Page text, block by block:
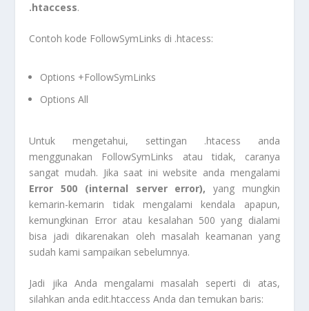
.htaccess.
Contoh kode FollowSymLinks di .htacess:
Options +FollowSymLinks
Options All
Untuk mengetahui, settingan .htacess anda
menggunakan FollowSymLinks atau tidak, caranya
sangat mudah. Jika saat ini website anda mengalami
Error 500 (internal server error),
yang mungkin
kemarin-kemarin tidak mengalami kendala apapun,
kemungkinan Error atau kesalahan 500 yang dialami
bisa jadi dikarenakan oleh masalah keamanan yang
sudah kami sampaikan sebelumnya.
Jadi jika Anda mengalami masalah seperti di atas,
silahkan anda edit.htaccess Anda dan temukan baris: